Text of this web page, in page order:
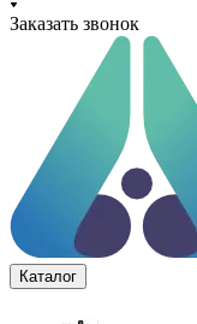
Заказать звонок
Каталог